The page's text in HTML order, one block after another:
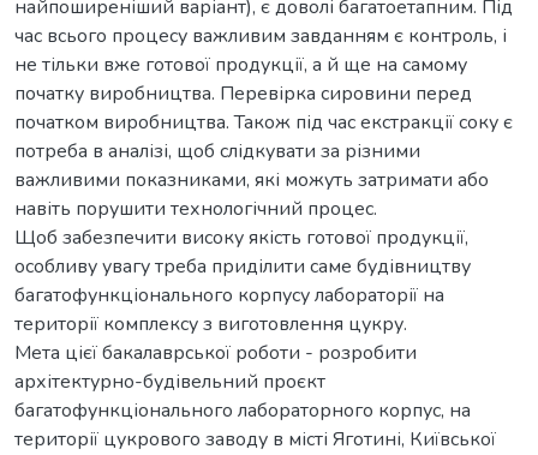
найпоширеніший варіант), є доволі багатоетапним. Під
час всього процесу важливим завданням є контроль, і
не тільки вже готової продукції, а й ще на самому
початку виробництва. Перевірка сировини перед
початком виробництва. Також під час екстракції соку є
потреба в аналізі, щоб слідкувати за різними
важливими показниками, які можуть затримати або
навіть порушити технологічний процес.
Щоб забезпечити високу якість готової продукції,
особливу увагу треба приділити саме будівництву
багатофункціонального корпусу лабораторії на
території комплексу з виготовлення цукру.
Мета цієї бакалаврської роботи - розробити
архітектурно-будівельний проєкт
багатофункціонального лабораторного корпус, на
території цукрового заводу в місті Яготині, Київської